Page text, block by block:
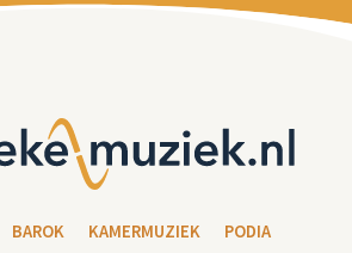
BAROK KAMERMUZIEK
PODIA